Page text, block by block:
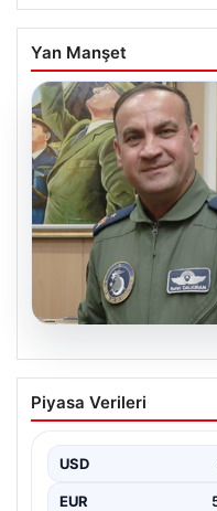
Yan Manşet
05.08.2026
Rafet Dalkıran
Kuvvetleri
Piyasa Verileri
USD
EUR